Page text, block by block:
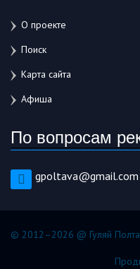
О проекте
Поиск
Карта сайта
Афиша
По вопросам
gpoltava@gmail.com
© 2012–2026 @ Гуляй